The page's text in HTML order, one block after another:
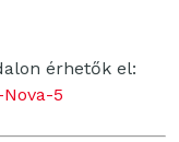
érhetők el:
5